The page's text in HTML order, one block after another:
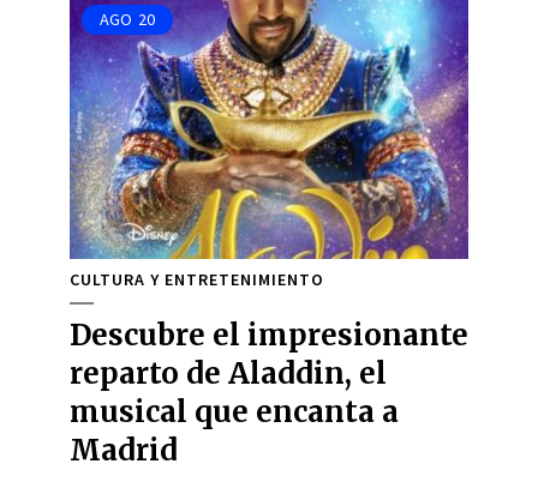
AGO 20
CULTURA Y ENTRETENIMIENTO
Descubre el impresionante
reparto de Aladdin, el
musical que encanta a
Madrid